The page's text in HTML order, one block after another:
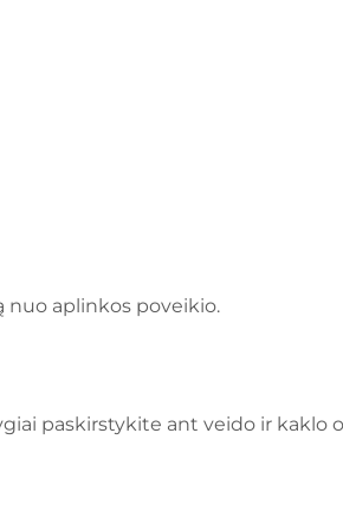
nuo aplinkos poveikio.
paskirstykite ant veido ir kaklo